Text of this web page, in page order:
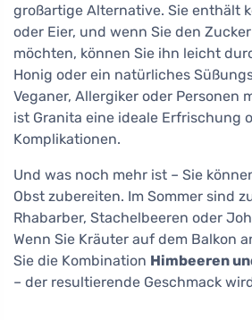
großartige Alternative. Sie enthält
oder Eier, und wenn Sie den
möchten, können Sie ihn leicht
Honig oder ein natürliches
Veganer, Allergiker oder Personen
ist Granita eine ideale Erfrischung
Komplikationen.
Und was noch mehr ist – Sie
Obst zubereiten. Im Sommer sind
Rhabarber, Stachelbeeren oder
Wenn Sie Kräuter auf dem Balkon
Sie die Kombination Himbeeren
– der resultierende Geschmack